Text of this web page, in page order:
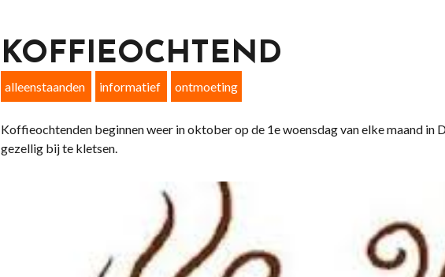
KOFFIEOCHTEND
alleenstaanden informatief ontmoeting
Koffieochtenden beginnen weer in oktober op de 1e woensdag van elke maand in
gezellig bij te kletsen.